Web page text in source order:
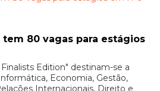
tem 80 vagas para estágios
Edition" destinam-se a
Economia, Gestão,
Internacionais, Direito e